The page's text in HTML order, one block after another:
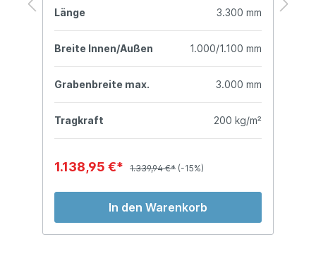
Länge 3.300 mm
Breite Innen/Außen 1.000/1.100 mm
Grabenbreite max. 3.000 mm
Tragkraft 200 kg/m²
1.138,95 €* 1.339,94 €* (-15%)
In den Warenkorb